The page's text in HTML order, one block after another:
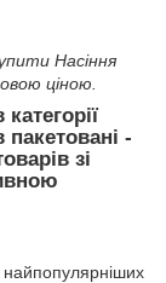
Насіння
ціною.
пакетовані -
зі